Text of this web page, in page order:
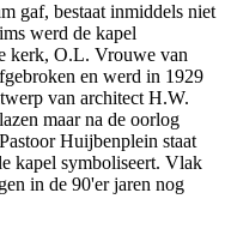
gaf, bestaat inmiddels niet
werd de kapel
kerk, O.L. Vrouwe van
en werd in 1929
van architect H.W.
maar na de oorlog
Huijbenplein staat
kapel symboliseert. Vlak
in de 90'er jaren nog